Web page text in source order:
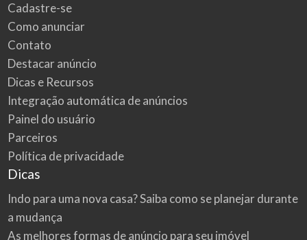
Cadastre-se
Como anunciar
Contato
Destacar anúncio
Dicas e Recursos
Integração automática de anúncios
Painel do usuário
Parceiros
Política de privacidade
Dicas
Indo para uma nova casa? Saiba como se planejar durante
a mudança
As melhores formas de anúncio para seu imóvel